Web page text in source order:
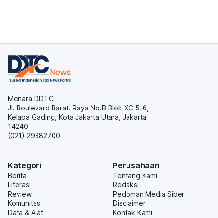
Menara DDTC
Jl. Boulevard Barat. Raya No.B Blok XC 5-6,
Kelapa Gading, Kota Jakarta Utara, Jakarta
14240
(021) 29382700
Kategori
Berita
Literasi
Review
Komunitas
Data & Alat
Perusahaan
Tentang Kami
Redaksi
Pedoman Media Siber
Disclaimer
Kontak Kami